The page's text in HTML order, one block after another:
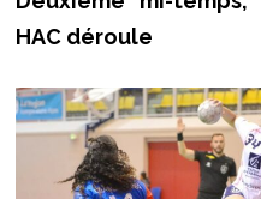
HAC déroule